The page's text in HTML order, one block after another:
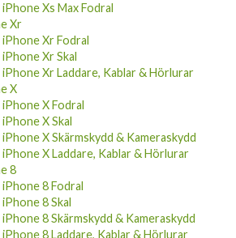
iPhone Xs Max Fodral
Xr
iPhone Xr Fodral
iPhone Xr Skal
iPhone Xr Laddare, Kablar & Hörlurar
X
iPhone X Fodral
iPhone X Skal
iPhone X Skärmskydd & Kameraskydd
iPhone X Laddare, Kablar & Hörlurar
8
iPhone 8 Fodral
iPhone 8 Skal
iPhone 8 Skärmskydd & Kameraskydd
iPhone 8 Laddare, Kablar & Hörlurar